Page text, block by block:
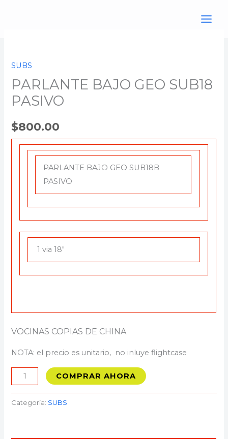
SUBS
PARLANTE BAJO GEO SUB18
PASIVO
$800.00
PARLANTE BAJO GEO SUB18B
PASIVO
1 via 18″
VOCINAS COPIAS DE CHINA
NOTA: el precio es unitario, no inluye flightcase
GEO
SUB18
PASIVO
cantidad
COMPRAR AHORA
Categoría: SUBS